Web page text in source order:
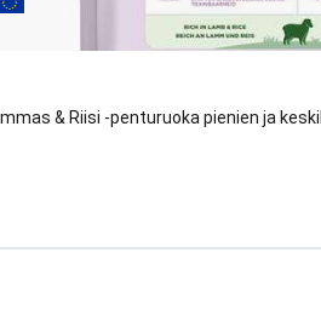
& Riisi -penturuoka pienien ja